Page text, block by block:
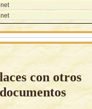
con otros
documentos